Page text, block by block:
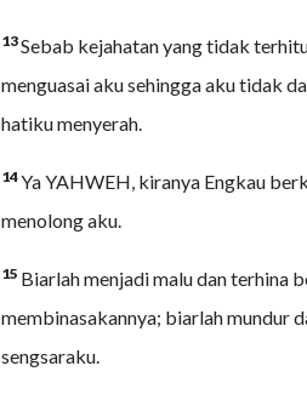
13Sebab kejahatan yang tidak
menguasai aku sehingga aku tidak
hatiku menyerah.
14Ya YAHWEH, kiranya Engkau
menolong aku.
15 Biarlah menjadi malu dan terhina
membinasakannya; biarlah mundur
sengsaraku.